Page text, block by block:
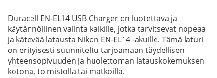
Duracell EN-EL14 USB Charger on luotettava ja
käytännöllinen valinta kaikille, jotka tarvitsevat nopeaa
ja kätevää latausta Nikon EN-EL14 -akuille. Tämä laturi
on erityisesti suunniteltu tarjoamaan täydellisen
yhteensopivuuden ja huolettoman latauskokemuksen
kotona, toimistolla tai matkoilla.